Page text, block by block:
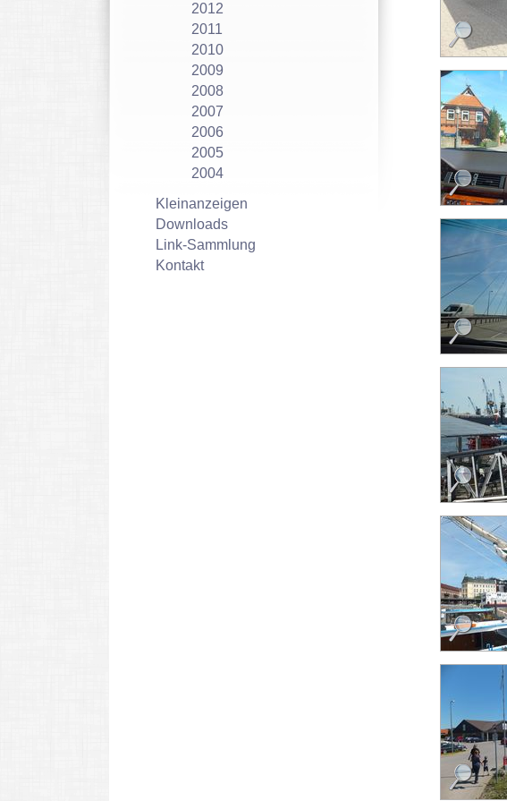
2012
2011
2010
2009
2008
2007
2006
2005
2004
Kleinanzeigen
Downloads
Link-Sammlung
Kontakt